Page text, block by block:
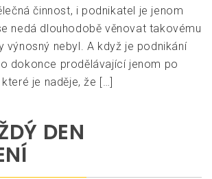
činnost, i podnikatel je jenom
nedá dlouhodobě věnovat takovému
výnosný nebyl. A když je podnikání
dokonce prodělávající jenom po
je naděje, že […]
DEN